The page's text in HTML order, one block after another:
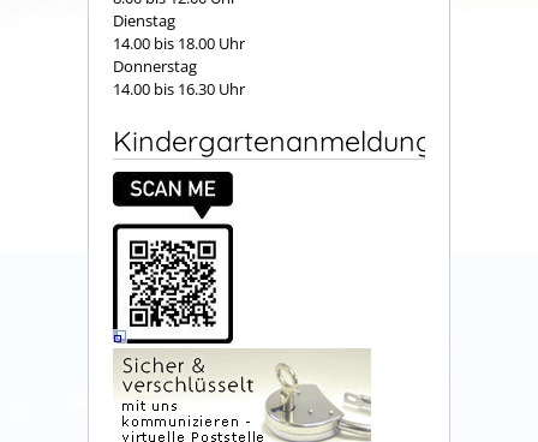
Dienstag
14.00 bis 18.00 Uhr
Donnerstag
14.00 bis 16.30 Uhr
Kindergartenanmeldung